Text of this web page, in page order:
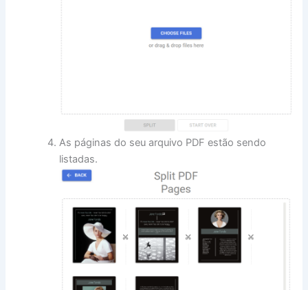
As páginas do seu arquivo PDF estão sendo
listadas.